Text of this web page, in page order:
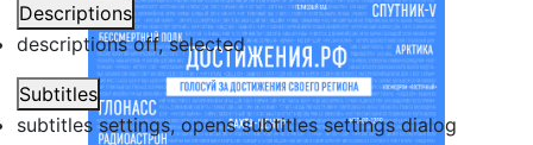
Descriptions
descriptions off, selected
Subtitles
subtitles settings, opens subtitles settings dialog